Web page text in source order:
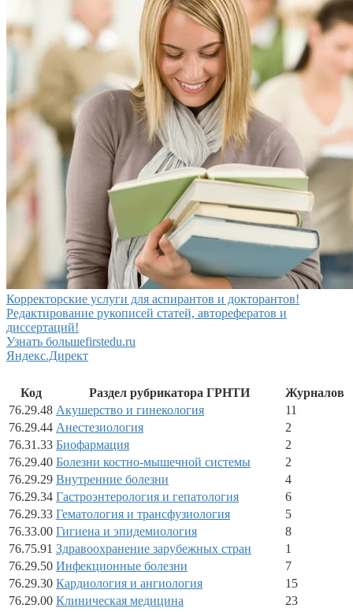
Корректорские услуги для аспирантов и докторантов!
Редактирование рукописей статей, авторефератов и
диссертаций!
Узнать большеfirstedu.ru
Яндекс.Директ
Код Раздел рубрикатора ГРНТИ
Журналов
76.29.48 Акушерство и гинекология
11
76.29.44 Анестезиология
2
76.31.33 Биофармация
2
76.29.40 Болезни костно-мышечной системы
2
76.29.29 Внутренние болезни
4
76.29.34 Гастроэнтерология и гепатология
6
76.29.33 Гематология и трансфузиология
5
76.33.00 Гигиена и эпидемиология
8
76.75.91 Здравоохранение зарубежных стран
1
76.29.50 Инфекционные болезни
7
76.29.30 Кардиология и ангиология
15
76.29.00 Клиническая медицина
23